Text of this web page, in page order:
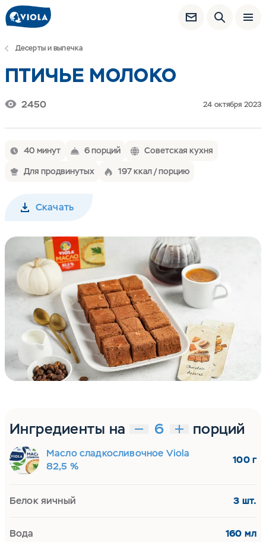
Десерты и выпечка
ПТИЧЬЕ МОЛОКО
2450 24 октября 2023
40 минут 6 порций
Советская кухня
Для продвинутых
197 ккал / порцию
Скачать
Ингредиенты на порций
Масло сладкосливочное Viola
82,5 %
100 г
Белок яичный 3 шт.
Вода 160 мл